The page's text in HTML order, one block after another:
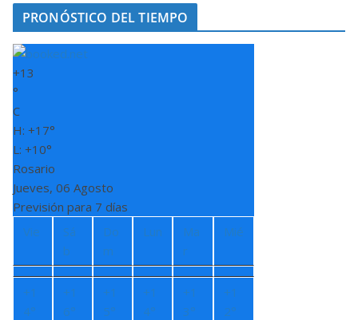
PRONÓSTICO DEL TIEMPO
+13
°
C
H: +17°
L: +10°
Rosario
Jueves, 06 Agosto
Previsión para 7 días
Vie
Sá
b
Do
m
Lun
Ma
r
Mié
+1
4°
+1
6°
+1
5°
+1
4°
+1
3°
+1
2°